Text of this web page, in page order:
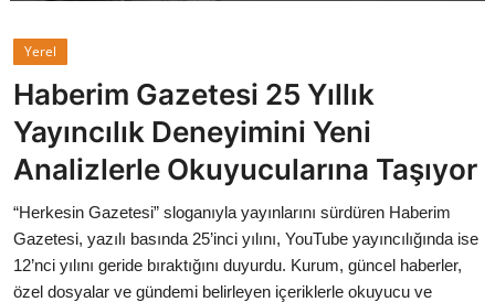
Cumhurbaşkanlığı
Bakanlıklar
Siyasi Partiler
Mülki İdare
Toplum ve Yaşam
Yerel
Haberim Gazetesi 25 Yıllık
Yayıncılık Deneyimini Yeni
Analizlerle Okuyucularına Taşıyor
“Herkesin Gazetesi” sloganıyla yayınlarını sürdüren Haberim
Gazetesi, yazılı basında 25’inci yılını, YouTube yayıncılığında ise
12’nci yılını geride bıraktığını duyurdu. Kurum, güncel haberler,
özel dosyalar ve gündemi belirleyen içeriklerle okuyucu ve